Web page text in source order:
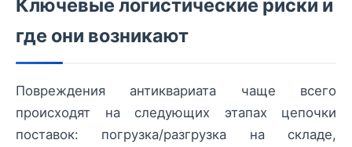
Ключевые логистические риски и
где они возникают
Повреждения антиквариата чаще всего
происходят на следующих этапах цепочки
поставок: погрузка/разгрузка на складе,